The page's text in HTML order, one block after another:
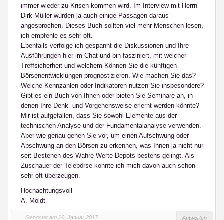
immer wieder zu Krisen kommen wird. Im Interview mit Herrn
Dirk Müller wurden ja auch einige Passagen daraus
angesprochen. Dieses Buch sollten viel mehr Menschen lesen,
ich empfehle es sehr oft.
Ebenfalls verfolge ich gespannt die Diskussionen und Ihre
Ausführungen hier im Chat und bin fasziniert, mit welcher
Treffsicherheit und welchem Können Sie die künftigen
Börsenentwicklungen prognostizieren. Wie machen Sie das?
Welche Kennzahlen oder Indikatoren nutzen Sie insbesondere?
Gibt es ein Buch von Ihnen oder bieten Sie Seminare an, in
denen Ihre Denk- und Vorgehensweise erlernt werden könnte?
Mir ist aufgefallen, dass Sie sowohl Elemente aus der
technischen Analyse und der Fundamentalanalyse verwenden.
Aber wie genau gehen Sie vor, um einen Aufschwung oder
Abschwung an den Börsen zu erkennen, was Ihnen ja nicht nur
seit Bestehen des Wahre-Werte-Depots bestens gelingt. Als
Zuschauer der Telebörse konnte ich mich davon auch schon
sehr oft überzeugen.
Hochachtungsvoll
A. Moldt
Gepostet am 20. Januar 2017 Antworten